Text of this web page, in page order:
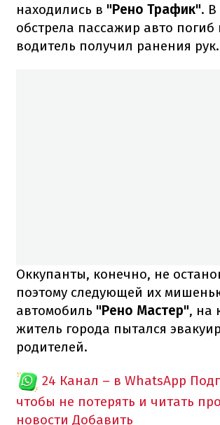
находились в "Рено Трафик". В
обстрела пассажир авто погиб
водитель получил ранения рук.
Оккупанты, конечно, не
поэтому следующей их
автомобиль "Рено Мастер", на
житель города пытался
родителей.
24 Канал – в WhatsApp
чтобы не потерять и читать
новости Добавить